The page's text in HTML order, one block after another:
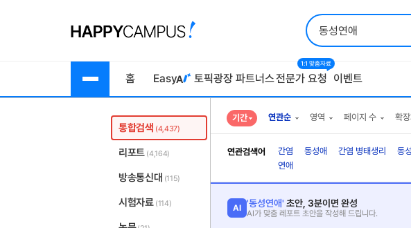
홈 Easy 토픽광장 파트너스전문가 요청
1:1 맞춤자료
이벤트
통합검색 (4,437)
리포트 (4,164)
방송통신대 (115)
시험자료 (114)
기간 연관순 영역 페이지 수 확
연관검색어 간염 동성애 간염 병태생리 동
연애
AI '동성연애' 초안, 3분이면 완성
AI가 맞춤 레포트 초안을 작성해 드립니다.